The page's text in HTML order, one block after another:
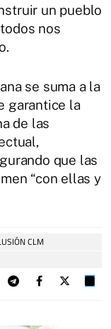
un pueblo
nos
se suma a la
garantice la
de las
que las
“con ellas y
CLM